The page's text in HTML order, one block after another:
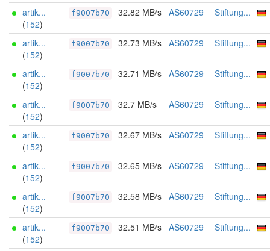
artik...
(152)
f9007b70 32.82 MB/s AS60729 Stiftung...
artik...
(152)
f9007b70 32.73 MB/s AS60729 Stiftung...
artik...
(152)
f9007b70 32.71 MB/s AS60729 Stiftung...
artik...
(152)
f9007b70 32.7 MB/s AS60729 Stiftung...
artik...
(152)
f9007b70 32.67 MB/s AS60729 Stiftung...
artik...
(152)
f9007b70 32.65 MB/s AS60729 Stiftung...
artik...
(152)
f9007b70 32.58 MB/s AS60729 Stiftung...
artik...
(152)
f9007b70 32.51 MB/s AS60729 Stiftung...